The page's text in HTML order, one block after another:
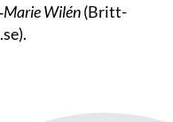
Wilén(Britt-
).